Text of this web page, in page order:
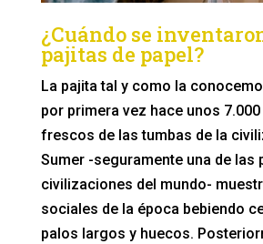
¿Cuándo se
pajitas de papel?
La pajita tal y como la
por primera vez hace unos
frescos de las tumbas de la
Sumer -seguramente una de las
civilizaciones del mundo-
sociales de la época bebiendo
palos largos y huecos.